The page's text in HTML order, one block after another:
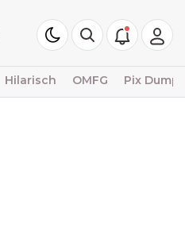
Hilarisch OMFG Pix Dump